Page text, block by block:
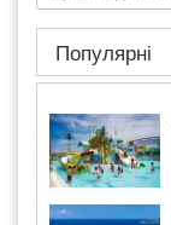
Популярні